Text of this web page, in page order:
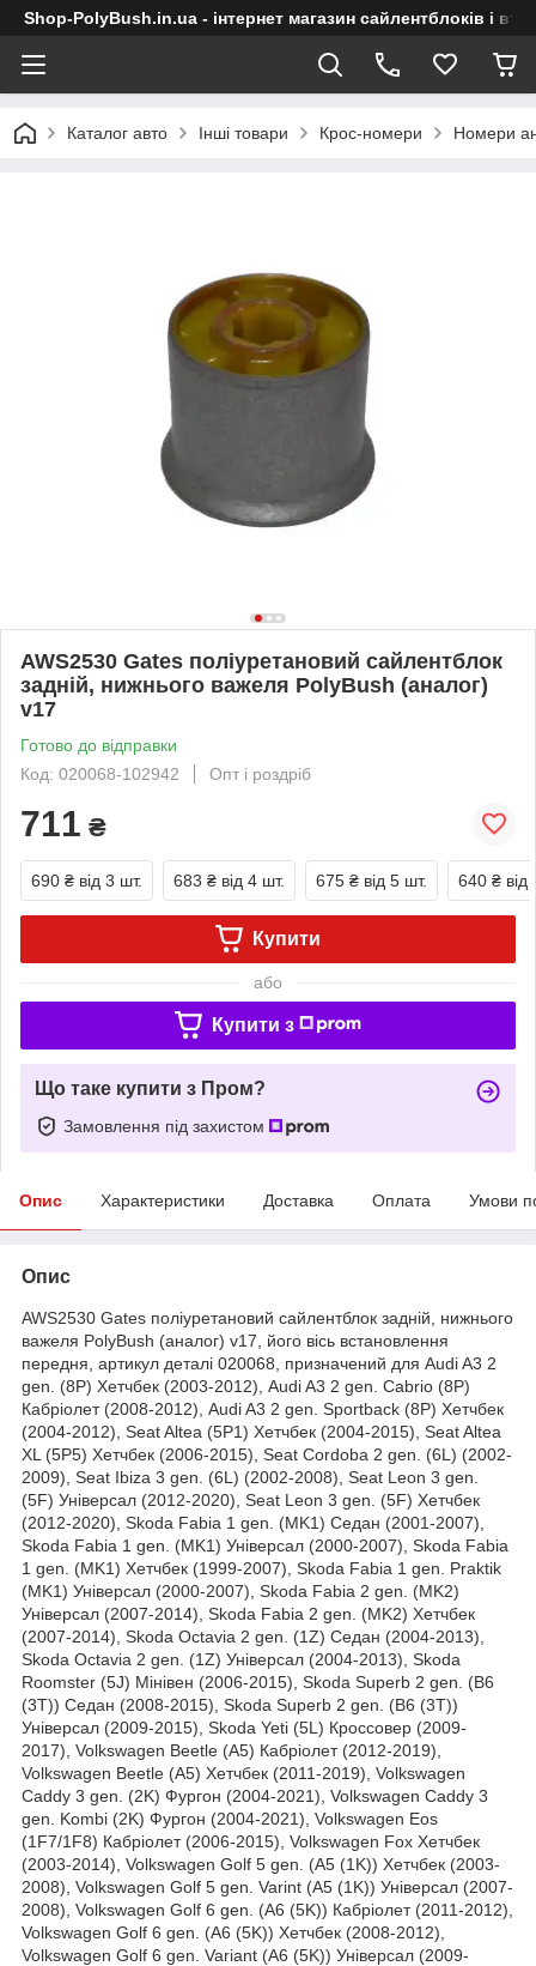
Shop-PolyBush.in.ua - інтернет магазин сайлентблоків і
Каталог авто Інші товари Крос-номери Номери
AWS2530 Gates поліуретановий сайлентблок
задній, нижнього важеля PolyBush (аналог)
v17
Готово до відправки
Код: 020068-102942
Опт і роздріб
711 ₴
690 ₴ від 3 шт. 683 ₴ від 4 шт. 675 ₴ від 5 шт. 640 ₴ від
Купити
або
Купити з
Що таке купити з Пром?
Замовлення під захистом
Опис Характеристики Доставка Оплата Умови
Опис
AWS2530 Gates поліуретановий сайлентблок задній, нижнього
важеля PolyBush (аналог) v17, його вісь встановлення
передня, артикул деталі 020068, призначений для Audi A3 2
gen. (8P) Хетчбек (2003-2012), Audi A3 2 gen. Cabrio (8P)
Кабріолет (2008-2012), Audi A3 2 gen. Sportback (8P) Хетчбек
(2004-2012), Seat Altea (5P1) Хетчбек (2004-2015), Seat Altea
XL (5P5) Хетчбек (2006-2015), Seat Cordoba 2 gen. (6L) (2002-
2009), Seat Ibiza 3 gen. (6L) (2002-2008), Seat Leon 3 gen.
(5F) Універсал (2012-2020), Seat Leon 3 gen. (5F) Хетчбек
(2012-2020), Skoda Fabia 1 gen. (MK1) Седан (2001-2007),
Skoda Fabia 1 gen. (MK1) Універсал (2000-2007), Skoda Fabia
1 gen. (MK1) Хетчбек (1999-2007), Skoda Fabia 1 gen. Praktik
(MK1) Універсал (2000-2007), Skoda Fabia 2 gen. (MK2)
Універсал (2007-2014), Skoda Fabia 2 gen. (MK2) Хетчбек
(2007-2014), Skoda Octavia 2 gen. (1Z) Седан (2004-2013),
Skoda Octavia 2 gen. (1Z) Універсал (2004-2013), Skoda
Roomster (5J) Мінівен (2006-2015), Skoda Superb 2 gen. (B6
(3T)) Седан (2008-2015), Skoda Superb 2 gen. (B6 (3T))
Універсал (2009-2015), Skoda Yeti (5L) Кроссовер (2009-
2017), Volkswagen Beetle (A5) Кабріолет (2012-2019),
Volkswagen Beetle (A5) Хетчбек (2011-2019), Volkswagen
Caddy 3 gen. (2K) Фургон (2004-2021), Volkswagen Caddy 3
gen. Kombi (2K) Фургон (2004-2021), Volkswagen Eos
(1F7/1F8) Кабріолет (2006-2015), Volkswagen Fox Хетчбек
(2003-2014), Volkswagen Golf 5 gen. (A5 (1K)) Хетчбек (2003-
2008), Volkswagen Golf 5 gen. Varint (A5 (1K)) Універсал (2007-
2008), Volkswagen Golf 6 gen. (A6 (5K)) Кабріолет (2011-2012),
Volkswagen Golf 6 gen. (A6 (5K)) Хетчбек (2008-2012),
Volkswagen Golf 6 gen. Variant (A6 (5K)) Універсал (2009-